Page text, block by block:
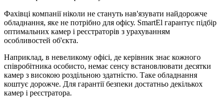
Фахівці компанії ніколи не стануть нав'язувати найдорожче
обладнання, яке не потрібно для офісу. SmartEl гарантує підбір
оптимальних камер і реєстраторів з урахуванням
особливостей об'єкта.
Наприклад, в невеликому офісі, де керівник знає кожного
співробітника особисто, немає сенсу встановлювати десятки
камер з високою роздільною здатністю. Таке обладнання
коштує дорожче. Для гарантії безпеки достатньо декількох
камер і реєстратора.